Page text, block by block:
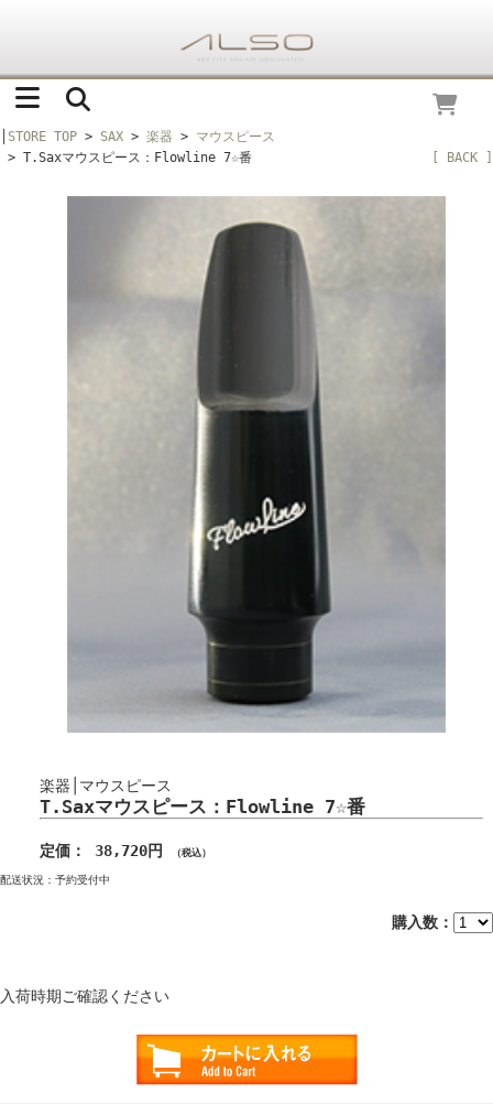
STORE TOP > SAX > 楽器 > マウスピース
> T.Saxマウスピース：Flowline 7☆番
[ BACK ]
楽器│マウスピース
T.Saxマウスピース：Flowline 7☆番
定価： 38,720円 （税込）
配送状況：予約受付中
購入数：
入荷時期ご確認ください